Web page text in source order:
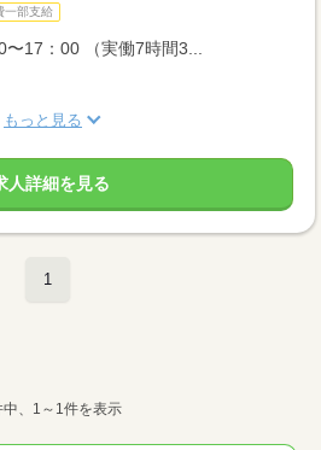
一部支給
17：00 （実働7時間3...
もっと見る
人詳細を見る
1
中、1～1件を表示